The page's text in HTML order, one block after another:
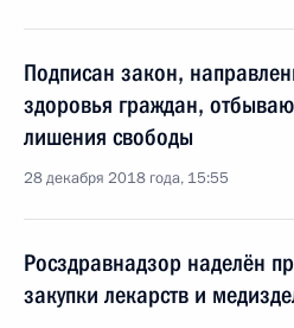
Подписан закон,
здоровья граждан,
лишения свободы
28 декабря 2018 года, 15:55
Росздравнадзор наделён
закупки лекарств и